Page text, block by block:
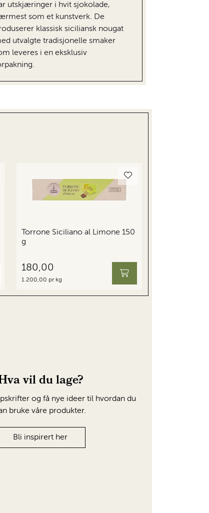
utskjæringer i hvit sjokolade,
som et kunstverk. De
klassisk siciliansk nougat
utvalgte tradisjonelle smaker
leveres i en eksklusiv
Torrone Siciliano al Limone 150
g
180,00
1.200,00 pr kg
vil du lage?
og få nye ideer til hvordan du
bruke våre produkter.
Bli inspirert her